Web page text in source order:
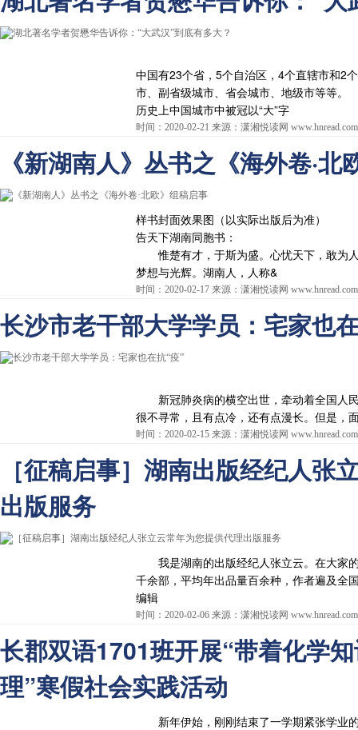
中国有23个省，5个自治区，4个直辖市和2
市、副省级城市、省会城市、地级市等等。
历史上中国城市中被冠以“大”字
时间：2020-02-21 来源：潇湘悦读网 www.hnread.com
《新湖南人》丛书之《海外卷·北
样书封面效果图（以实际出版后为准）
告天下湖南同胞书：
惟楚有才，于斯为盛。心忧天下，敢为
梦想与光辉。湖南人，人称&
时间：2020-02-17 来源：潇湘悦读网 www.hnread.com
长沙市老干部大学学员：宅家也
新冠肺炎病的横空出世，牵动着全国人
很不寻常，且有点冷，还有点漫长。但是，
时间：2020-02-15 来源：潇湘悦读网 www.hnread.com
［征稿启事］湖南出版经纪人张
出版服务
我是湖南的出版经纪人张立云。在大家
千余部，平均年出品量百余种，作者遍及全
编辑
时间：2020-02-06 来源：潇湘悦读网 www.hnread.com
长郡双语1701班开展“带着化学
理”寒假社会实践活动
新年伊始，刚刚结束了一学期紧张学业